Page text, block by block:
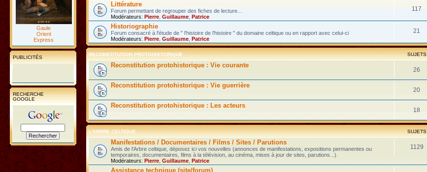
Gaule
Orient
Express
PUBLICITÉS
RECHERCHE
GOOGLE
Littérature
Forum permettant de regrouper des fiches de lecture...
Modérateurs: Pierre Guillaume Patrice
117
Historiographie
Forum consacré à l'étude de " l'histoire de l'histoire " du domaine celtique ou en rapport avec celui-ci
Modérateurs: Pierre Guillaume Patrice
21
RECONSTITUTION PROTOHISTORIQUE SUJETS
Reconstitution protohistorique : Vie courante
26
Reconstitution protohistorique : Vie guerrière
20
Reconstitution protohistorique : Les acteurs
18
L'ARBRE CELTIQUE SUJETS
Manifestations / Documentaires / Films / Sites / Parutions
Amis de l'Arbre celtique, déposez ici vos nouvelles (annonces de manifestations, expositions permanentes ou
temporaires, documentaires, films à la télévision, au cinéma, mises à jour de sites, parutions...).
Modérateurs: Pierre Guillaume Patrice
1129
Assistance technique (site/forum)